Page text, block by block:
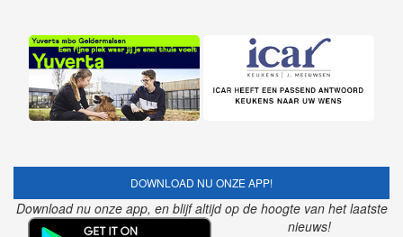
DOWNLOAD NU ONZE APP!
Download nu onze app, en blijf altijd op de hoogte van het laatste
nieuws!